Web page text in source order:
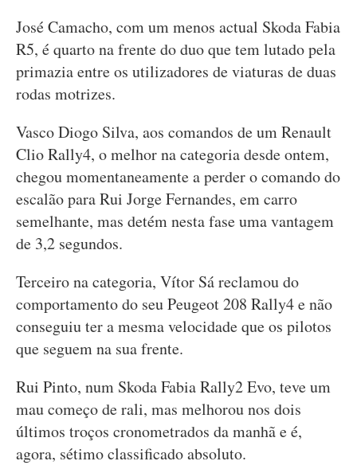
José Camacho, com um menos actual Skoda Fabia
R5, é quarto na frente do duo que tem lutado pela
primazia entre os utilizadores de viaturas de duas
rodas motrizes.
Vasco Diogo Silva, aos comandos de um Renault
Clio Rally4, o melhor na categoria desde ontem,
chegou momentaneamente a perder o comando do
escalão para Rui Jorge Fernandes, em carro
semelhante, mas detém nesta fase uma vantagem
de 3,2 segundos.
Terceiro na categoria, Vítor Sá reclamou do
comportamento do seu Peugeot 208 Rally4 e não
conseguiu ter a mesma velocidade que os pilotos
que seguem na sua frente.
Rui Pinto, num Skoda Fabia Rally2 Evo, teve um
mau começo de rali, mas melhorou nos dois
últimos troços cronometrados da manhã e é,
agora, sétimo classificado absoluto.